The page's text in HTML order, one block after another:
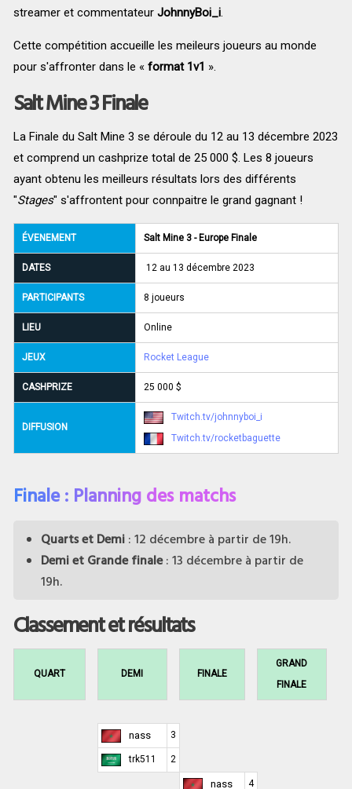
streamer et commentateur JohnnyBoi_i.
Cette compétition accueille les meileurs joueurs au monde
pour s'affronter dans le « format 1v1 ».
Salt Mine 3 Finale
La Finale du Salt Mine 3 se déroule du 12 au 13 décembre 2023
et comprend un cashprize total de 25 000 $. Les 8 joueurs
ayant obtenu les meilleurs résultats lors des différents
"Stages" s'affrontent pour connpaitre le grand gagnant !
ÉVENEMENT Salt Mine 3 - Europe Finale
DATES 12 au 13 décembre 2023
PARTICIPANTS 8 joueurs
LIEU Online
JEUX Rocket League
CASHPRIZE 25 000 $
DIFFUSION
Twitch.tv/johnnyboi_i
Twitch.tv/rocketbaguette
Finale : Planning des matchs
Quarts et Demi : 12 décembre à partir de 19h.
Demi et Grande finale: 13 décembre à partir de
19h.
Classement et résultats
QUART DEMI FINALE
GRAND
FINALE
nass 3
trk511 2
nass 4